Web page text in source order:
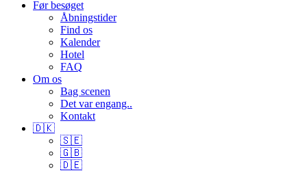
Før besøget
Åbningstider
Find os
Kalender
Hotel
FAQ
Om os
Bag scenen
Det var engang..
Kontakt
🇩🇰
🇸🇪
🇬🇧
🇩🇪